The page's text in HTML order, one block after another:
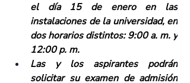
el día 15 de enero en las
instalaciones de la universidad, en
dos horarios distintos: 9:00 a. m. y
12:00 p. m.
Las y los aspirantes podrán
solicitar su examen de admisión